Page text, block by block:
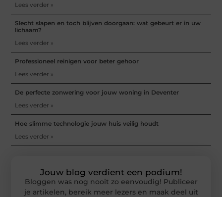
Lees verder »
Slecht slapen en toch blijven doorgaan: wat gebeurt er in uw
lichaam?
Lees verder »
Professioneel reinigen voor beter gehoor
Lees verder »
De perfecte zonwering voor jouw woning in Deventer
Lees verder »
Hoe slimme technologie jouw huis veilig houdt
Lees verder »
Jouw blog verdient een podium!
Bloggen was nog nooit zo eenvoudig! Publiceer
je artikelen, bereik meer lezers en maak deel uit